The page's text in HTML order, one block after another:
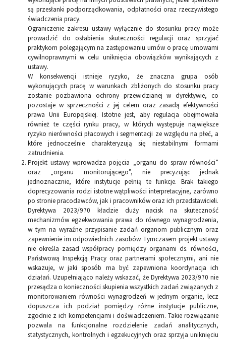
są przesłanki podporządkowania, odpłatności oraz rzeczywistego
świadczenia pracy.
Ograniczenie zakresu ustawy wyłącznie do stosunku pracy może
prowadzić do osłabienia skuteczności regulacji oraz sprzyjać
praktykom polegającym na zastępowaniu umów o pracę umowami
cywilnoprawnymi w celu uniknięcia obowiązków wynikających z
ustawy.
W konsekwencji istnieje ryzyko, że znaczna grupa osób
wykonujących pracę w warunkach zbliżonych do stosunku pracy
zostanie pozbawiona ochrony przewidzianej w dyrektywie, co
pozostaje w sprzeczności z jej celem oraz zasadą efektywności
prawa Unii Europejskiej. Istotne jest, aby regulacja obejmowała
również te części rynku pracy, w których występuje największe
ryzyko nierówności płacowych i segmentacji ze względu na płeć, a
które jednocześnie charakteryzują się niestabilnymi formami
zatrudnienia.
Projekt ustawy wprowadza pojęcia „organu do spraw równości”
oraz „organu monitorującego”, nie precyzując jednak
jednoznacznie, które instytucje pełnią te funkcje. Brak takiego
doprecyzowania rodzi istotne wątpliwości interpretacyjne, zarówno
po stronie pracodawców, jak i pracowników oraz ich przedstawicieli.
Dyrektywa 2023/970 kładzie duży nacisk na skuteczność
mechanizmów egzekwowania prawa do równego wynagrodzenia,
w tym na wyraźne przypisanie zadań organom publicznym oraz
zapewnienie im odpowiednich zasobów. Tymczasem projekt ustawy
nie określa zasad współpracy pomiędzy organami ds. równości,
Państwową Inspekcją Pracy oraz partnerami społecznymi, ani nie
wskazuje, w jaki sposób ma być zapewniona koordynacja ich
działań. Uzupełniająco należy wskazać, że Dyrektywa 2023/970 nie
przesądza o konieczności skupienia wszystkich zadań związanych z
monitorowaniem równości wynagrodzeń w jednym organie, lecz
dopuszcza ich podział pomiędzy różne instytucje publiczne,
zgodnie z ich kompetencjami i doświadczeniem. Takie rozwiązanie
pozwala na funkcjonalne rozdzielenie zadań analitycznych,
statystycznych, kontrolnych i egzekucyjnych oraz sprzyja uniknięciu